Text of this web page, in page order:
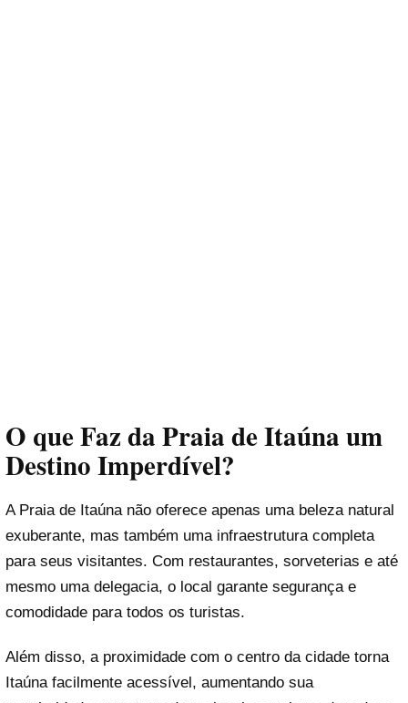
O que Faz da Praia de Itaúna um
Destino Imperdível?
A Praia de Itaúna não oferece apenas uma beleza natural
exuberante, mas também uma infraestrutura completa
para seus visitantes. Com restaurantes, sorveterias e até
mesmo uma delegacia, o local garante segurança e
comodidade para todos os turistas.
Além disso, a proximidade com o centro da cidade torna
Itaúna facilmente acessível, aumentando sua